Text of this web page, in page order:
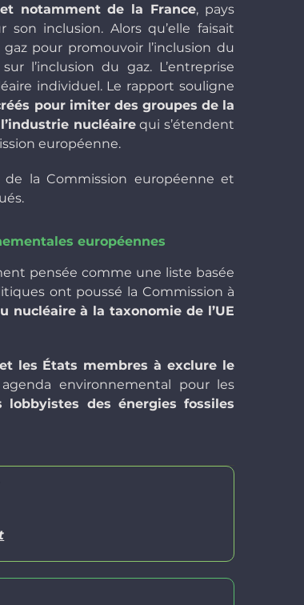
notamment de la France, pays
inclusion. Alors qu’elle faisait
pour promouvoir l’inclusion du
l’inclusion du gaz. L’entreprise
individuel. Le rapport souligne
pour imiter des groupes de la
nucléairequi s’étendent
européenne.
la Commission européenne et
européennes
pensée comme une liste basée
ont poussé la Commission à
nucléaire à la taxonomie de l’UE
les États membres à exclure le
environnemental pour les
des énergies fossiles